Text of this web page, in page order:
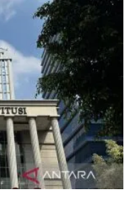
perihal isbat